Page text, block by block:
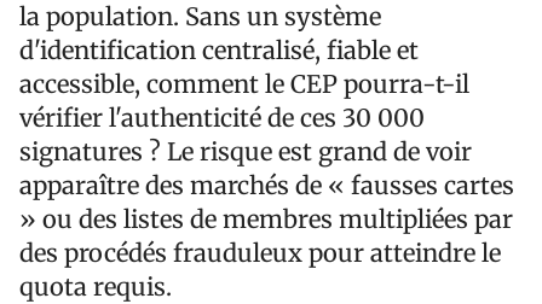
la population. Sans un système
d'identification centralisé, fiable et
accessible, comment le CEP pourra-t-il
vérifier l'authenticité de ces 30 000
signatures ? Le risque est grand de voir
apparaître des marchés de « fausses cartes
» ou des listes de membres multipliées par
des procédés frauduleux pour atteindre le
quota requis.